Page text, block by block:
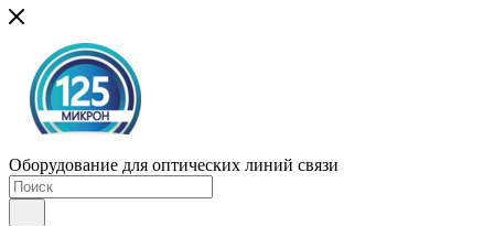
Оборудование для оптических линий связи